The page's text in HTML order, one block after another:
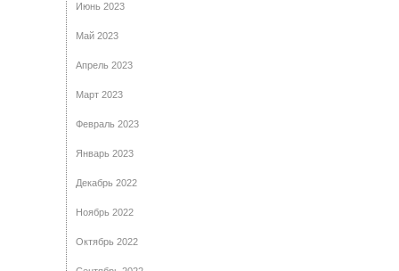
Июнь 2023
Май 2023
Апрель 2023
Март 2023
Февраль 2023
Январь 2023
Декабрь 2022
Ноябрь 2022
Октябрь 2022